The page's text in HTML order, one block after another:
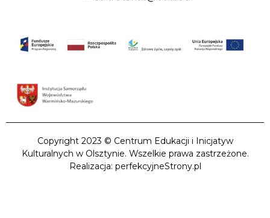
Copyright 2023 © Centrum Edukacji i Inicjatyw
Kulturalnych w Olsztynie. Wszelkie prawa zastrzeżone.
Realizacja: perfekcyjneStrony.pl